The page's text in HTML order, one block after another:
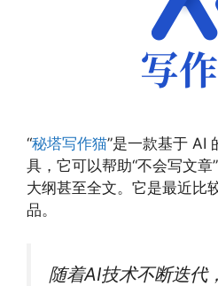
“秘塔写作猫”是一款基于 AI
具，它可以帮助“不会写文
大纲甚至全文。它是最近比
品。
随着AI技术不断迭代